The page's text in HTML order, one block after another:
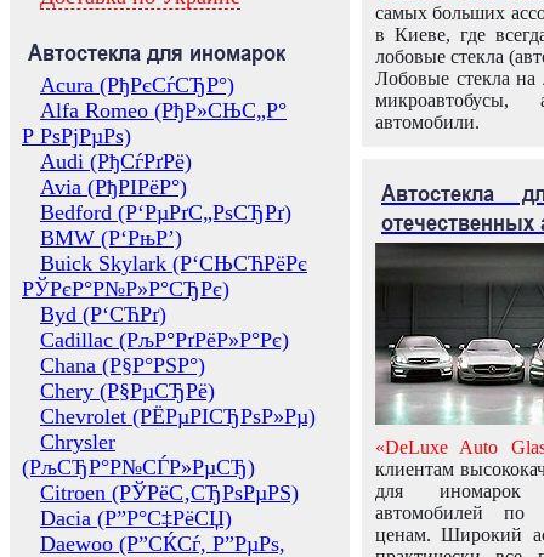
Автостекла для иномарок
Acura (РђРєСѓСЂР°)
Alfa Romeo (РђР»СЊС„Р°
Р РѕРјРµРѕ)
Audi (РђСѓРґРё)
Avia (РђРІРёР°)
Bedford (Р‘РµРґС„РѕСЂРґ)
BMW (Р‘РњР’)
Buick Skylark (Р‘СЊСЋРёРє
РЎРєР°Р№Р»Р°СЂРє)
Byd (Р‘СЋРґ)
Cadillac (РљР°РґРёР»Р°Рє)
Chana (Р§Р°РЅР°)
Chery (Р§РµСЂРё)
Chevrolet (РЁРµРІСЂРѕР»Рµ)
Chrysler
(РљСЂР°Р№СЃР»РµСЂ)
Citroen (РЎРёС‚СЂРѕРµРЅ)
Dacia (Р”Р°С‡РёСЏ)
Daewoo (Р”СЌСѓ, Р”РµРѕ,
самых больших
в Киеве, где
лобовые стекла
Лобовые стекла на
микроавтобусы,
автомобили.
Автостекла
отечественных
«DeLuxe Auto
клиентам
для иномарок
автомобилей
ценам. Широкий